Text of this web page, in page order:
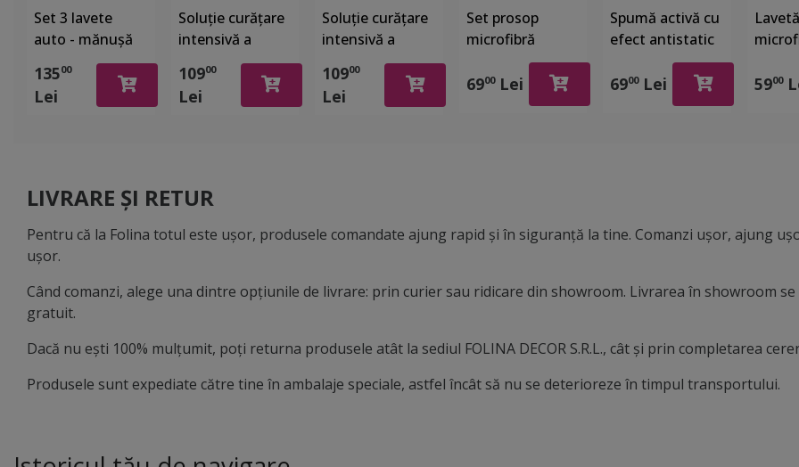
Set 3 lavete
auto - mănuşă
microfibră,
lavetă piele
căprioară,
13500
Lei
Soluție curățare
intensivă a
suprafețelor
colantate
lucioase, Orafol
10900
Lei
Soluție curățare
intensivă a
suprafețelor
colantate mate,
Orafol - 500ml
10900
Lei
Set prosop
microfibră
pentru uscare
auto și burete
pentru spălat
6900Lei
Spumă activă cu
efect antistatic
pentru curățare
interior auto
Wurth Interior
6900Lei
auto,
5900
LIVRARE ȘI RETUR
Pentru că la Folina totul este ușor, produsele comandate ajung rapid și în siguranță la tine. Comanzi ușor, ajung
ușor.
Când comanzi, alege una dintre opțiunile de livrare: prin curier sau ridicare din showroom. Livrarea în showroom se
gratuit.
Dacă nu ești 100% mulțumit, poți returna produsele atât la sediul FOLINA DECOR S.R.L., cât și prin completarea
Produsele sunt expediate către tine în ambalaje speciale, astfel încât să nu se deterioreze în timpul transportului.